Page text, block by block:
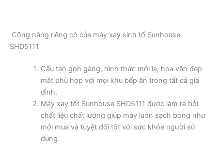
Công năng riêng có của máy xay sinh tố Sunhouse
SHD5111
Cấu tạo gọn gàng, hình thức mới lạ, hoa văn đẹp
mắt phù hợp với mọi khu bếp ăn trong tất cả gia
đình.
Máy xay tốt Sunhouse SHD5111 được làm ra bởi
chất liệu chất lượng giúp máy luôn sạch bong như
mới mua và tuyệt đối tốt với sức khỏe người sử
dụng.